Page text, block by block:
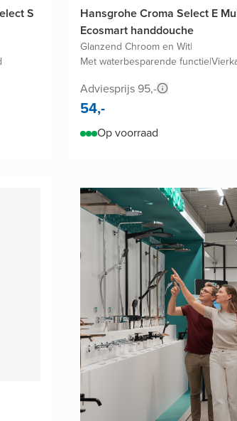
S
Hansgrohe Croma Select E
Ecosmart handdouche
Glanzend Chroom en Wit|
Met waterbesparende functie|
Adviesprijs 95,-
54,-
Op voorraad